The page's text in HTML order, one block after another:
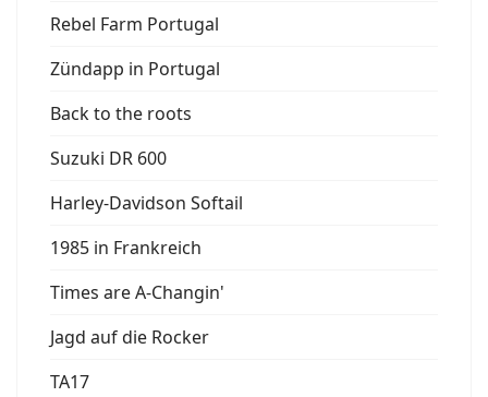
Rebel Farm Portugal
Zündapp in Portugal
Back to the roots
Suzuki DR 600
Harley-Davidson Softail
1985 in Frankreich
Times are A-Changin'
Jagd auf die Rocker
TA17